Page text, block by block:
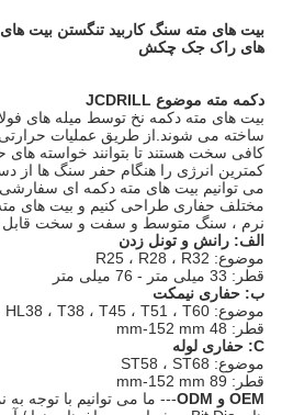
بیت های مته سنگ کاربید تنگستن بیت های
های راک جک چکش
دکمه مته موضوع JCDRILL
بیت های مته دکمه نخ توسط میله های
ساخته می شوند.از طریق عملیات حرارتی ،
کافی سخت هستند تا بتوانند خواسته های
کمترین انرژی را هنگام حفر سنگ ها از
می توانیم بیت های مته دکمه ای سفارشی
مختلف حفاری طراحی کنیم و بیت های
نرم ، سنگ متوسط ​​و سفت و سخت قابل
الف: رانش و تونل زدن
موضوع: R25 ، R28 ، R32
قطر: 33 میلی متر - 76 میلی متر
ب: حفاری نیمکت
موضوع: R3212 ، R32 ، HL38 ، T38 ، T45 ، T51 ، T60
قطر: 48 mm-152 mm
C: حفاری لوله
موضوع: ST58 ، ST68
قطر: 89 mm-152 mm
OEM و ODM
--- ما می توانیم با توجه به